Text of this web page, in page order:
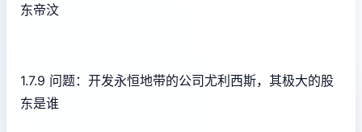
东帝汶
1.7.9 问题：开发永恒地带的公司尤利西斯，其极大的股
东是谁